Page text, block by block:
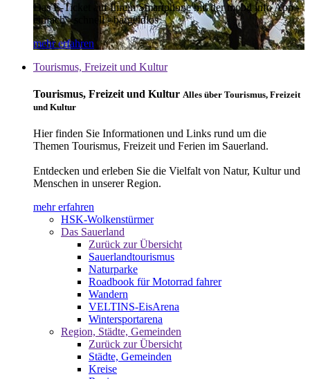
Das E-Ticket auf Ihrem Smartphone mit der mobil info App -
einfach - schnell - bargeldlos
mehr erfahren
Tourismus, Freizeit und Kultur
Tourismus, Freizeit und Kultur Alles über Tourismus, Freizeit
und Kultur
Hier finden Sie Informationen und Links rund um die
Themen Tourismus, Freizeit und Ferien im Sauerland.
Entdecken und erleben Sie die Vielfalt von Natur, Kultur und
Menschen in unserer Region.
mehr erfahren
HSK-Wolkenstürmer
Das Sauerland
Zurück zur Übersicht
Sauerlandtourismus
Naturparke
Roadbook für Motorrad fahrer
Wandern
VELTINS-EisArena
Wintersportarena
Region, Städte, Gemeinden
Zurück zur Übersicht
Städte, Gemeinden
Kreise